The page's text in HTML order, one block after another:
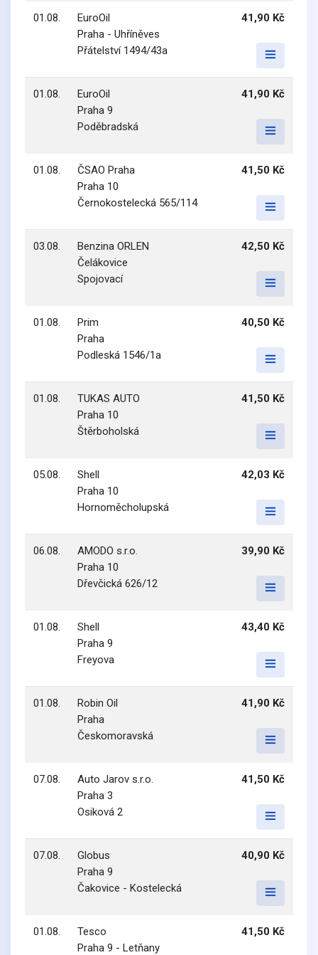
01.08.
EuroOil
Praha - Uhříněves
Přátelství 1494/43a
41,90 Kč
01.08.
EuroOil
Praha 9
Poděbradská
41,90 Kč
01.08.
ČSAO Praha
Praha 10
Černokostelecká 565/114
41,50 Kč
03.08.
Benzina ORLEN
Čelákovice
Spojovací
42,50 Kč
01.08.
Prim
Praha
Podleská 1546/1a
40,50 Kč
01.08.
TUKAS AUTO
Praha 10
Štěrboholská
41,50 Kč
05.08.
Shell
Praha 10
Hornoměcholupská
42,03 Kč
06.08.
AMODO s.r.o.
Praha 10
Dřevčická 626/12
39,90 Kč
01.08.
Shell
Praha 9
Freyova
43,40 Kč
01.08.
Robin Oil
Praha
Českomoravská
41,90 Kč
07.08.
Auto Jarov s.r.o.
Praha 3
Osiková 2
41,50 Kč
07.08.
Globus
Praha 9
Čakovice - Kostelecká
40,90 Kč
01.08.
Tesco
Praha 9 - Letňany
41,50 Kč